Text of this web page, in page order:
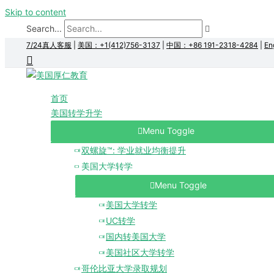
Skip to content
Search...
7/24真人客服 美国：+1(412)756-3137 中国：+86 191-2318-4284
首页
美国转学升学
Menu Toggle
双螺旋™: 学业就业均衡提升
美国大学转学
Menu Toggle
美国大学转学
UC转学
国内转美国大学
美国社区大学转学
哥伦比亚大学录取规划